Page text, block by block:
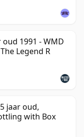
1991 - WMD
Legend R
jaar oud,
with Box